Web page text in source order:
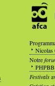
Nicolas
Notre
PHPBB
Festivals